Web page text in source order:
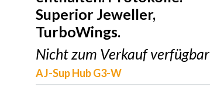
Superior Jeweller,
TurboWings.
Nicht zum Verkauf verfügbar
AJ-Sup Hub G3-W